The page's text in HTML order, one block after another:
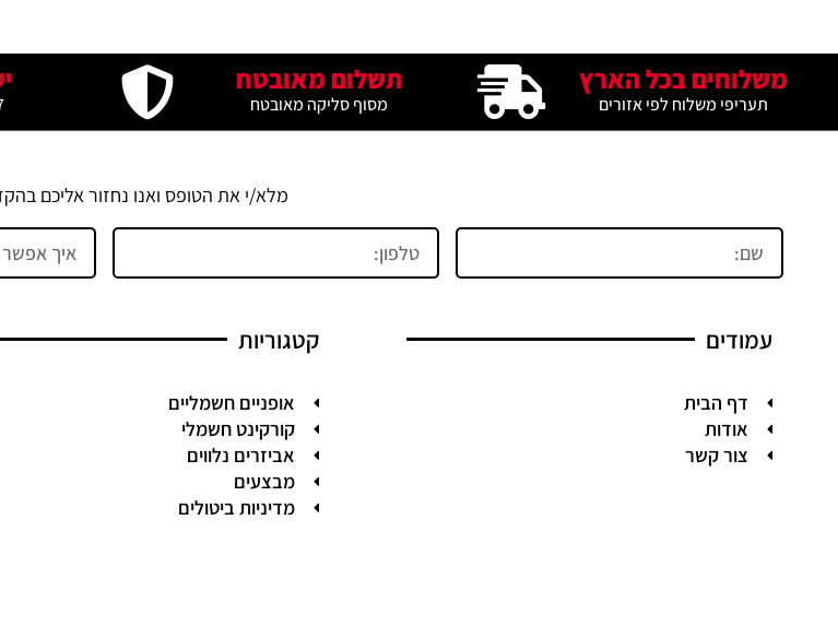
משלוחים בכל הארץ
תעריפי משלוח לפי אזורים
תשלום מאובטח
מסוף סליקה מאובטח
מלא/י את הטופס ואנו נחזור אליכם
שם טלפון הודעה
עמודים
דף הבית
אודות
צור קשר
קטגוריות
אופניים חשמליים
קורקינט חשמלי
אביזרים נלווים
מבצעים
מדיניות ביטולים